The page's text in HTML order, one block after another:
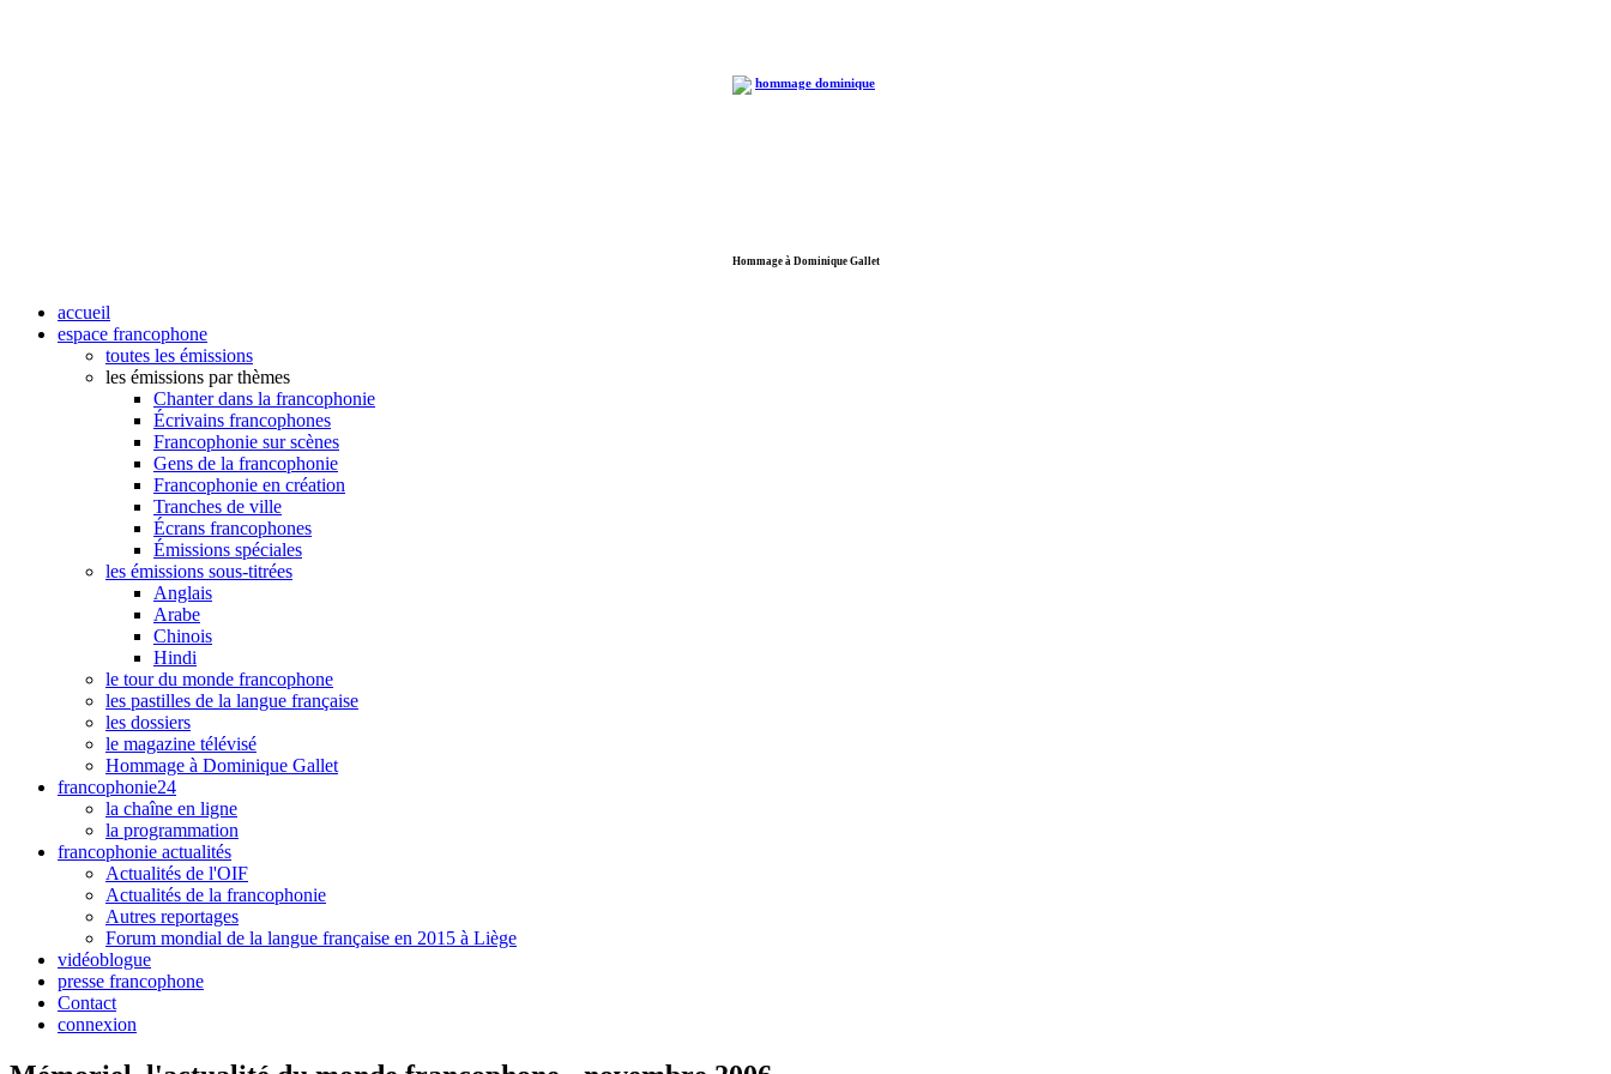
Hommage à Dominique Gallet
accueil
espace francophone
toutes les émissions
les émissions par thèmes
Chanter dans la francophonie
Écrivains francophones
Francophonie sur scènes
Gens de la francophonie
Francophonie en création
Tranches de ville
Écrans francophones
Émissions spéciales
les émissions sous-titrées
Anglais
Arabe
Chinois
Hindi
le tour du monde francophone
les pastilles de la langue française
les dossiers
le magazine télévisé
Hommage à Dominique Gallet
francophonie24
la chaîne en ligne
la programmation
francophonie actualités
Actualités de l'OIF
Actualités de la francophonie
Autres reportages
Forum mondial de la langue française en 2015 à Liège
vidéoblogue
presse francophone
Contact
connexion